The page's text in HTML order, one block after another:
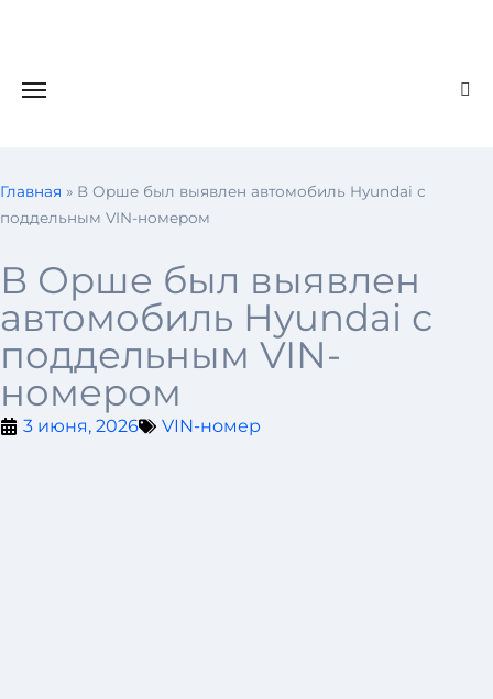
Главная » В Орше был выявлен автомобиль Hyundai с
поддельным VIN-номером
В Орше был выявлен
автомобиль Hyundai с
поддельным VIN-
номером
3 июня, 2026 VIN-номер